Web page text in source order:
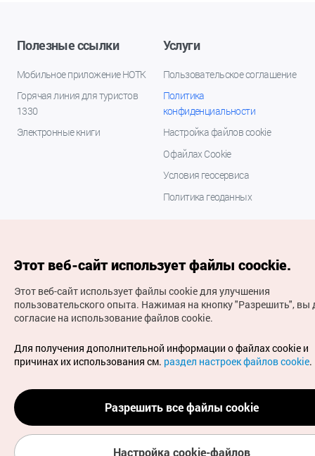
Полезные ссылки
Мобильное приложение НОТК
Горячая линия для туристов
1330
Электронные книги
Услуги
Пользовательское соглашение
Политика
конфиденциальности
Настройка файлов cookie
О файлах Cookie
Условия геосервиса
Политика геоданных
(с) Национальная организация туризма Кореи Все
права защищены
Для извещения об ошибках и проблемах, связанных с
работой веб-сайта, направляйте ваши запросы на
официальный адрес электронной почты
russian@knto.or.kr
Этот веб-сайт использует файлы coockie.
Этот веб-сайт использует файлы cookie для улучшения
пользовательского опыта. Нажимая на кнопку "Разрешить", вы
согласие на использование файлов cookie.
Для получения дополнительной информации о файлах cookie и
причинах их использования см. раздел настроек файлов cookie.
Разрешить все файлы cookie
Настройка cookie-файлов